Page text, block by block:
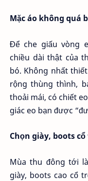
Mặc áo không quá
Để che giấu vòng
chiều dài thật của
bó. Không nhất
rộng thùng thình,
thoải mái, có chiết
giác eo bạn được
Chọn giày, boots
Mùa thu đông tới
giày, boots cao cổ